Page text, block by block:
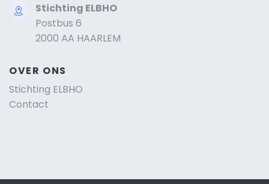
Stichting ELBHO
Postbus 6
2000 AA HAARLEM
OVER ONS
Stichting ELBHO
Contact